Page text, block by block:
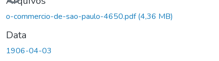
o-commercio-de-sao-paulo-4650.pdf(4,36 MB)
Data
1906-04-03